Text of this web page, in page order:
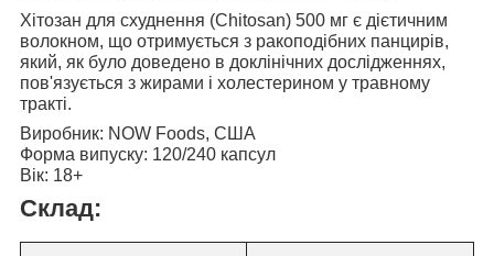
Хітозан для схуднення (Chitosan) 500 мг є дієтичним
волокном, що отримується з ракоподібних панцирів,
який, як було доведено в доклінічних дослідженнях,
пов'язується з жирами і холестерином у травному
тракті.
Виробник: NOW Foods, США
Форма випуску: 120/240 капсул
Вік: 18+
Склад: